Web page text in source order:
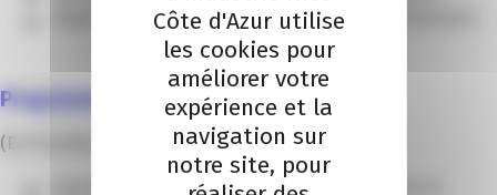
Aligner votre organisation avec votre stratégie d’entreprise
Programme
(En fonction de la durée de la mission estimée)
Appréhender votre organisation : culture, structure et
Côte d'Azur utilise
les cookies pour
améliorer votre
expérience et la
navigation sur
notre site, pour